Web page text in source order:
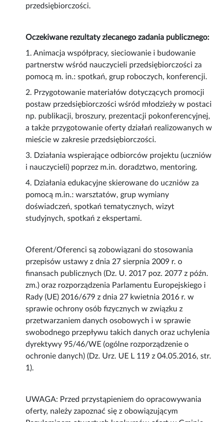
przedsiębiorczości.
Oczekiwane rezultaty zlecanego zadania publicznego:
1. Animacja współpracy, sieciowanie i budowanie
partnerstw wśród nauczycieli przedsiębiorczości za
pomocą m. in.: spotkań, grup roboczych, konferencji.
2. Przygotowanie materiałów dotyczących promocji
postaw przedsiębiorczości wśród młodzieży w postaci
np. publikacji, broszury, prezentacji pokonferencyjnej,
a także przygotowanie oferty działań realizowanych w
mieście w zakresie przedsiębiorczości.
3. Działania wspierające odbiorców projektu (uczniów
i nauczycieli) poprzez m.in. doradztwo, mentoring.
4. Działania edukacyjne skierowane do uczniów za
pomocą m.in.: warsztatów, grup wymiany
doświadczeń, spotkań tematycznych, wizyt
studyjnych, spotkań z ekspertami.
Oferent/Oferenci są zobowiązani do stosowania
przepisów ustawy z dnia 27 sierpnia 2009 r. o
finansach publicznych (Dz. U. 2017 poz. 2077 z późn.
zm.) oraz rozporządzenia Parlamentu Europejskiego i
Rady (UE) 2016/679 z dnia 27 kwietnia 2016 r. w
sprawie ochrony osób fizycznych w związku z
przetwarzaniem danych osobowych i w sprawie
swobodnego przepływu takich danych oraz uchylenia
dyrektywy 95/46/WE (ogólne rozporządzenie o
ochronie danych) (Dz. Urz. UE L 119 z 04.05.2016, str.
1).
UWAGA: Przed przystąpieniem do opracowywania
oferty, należy zapoznać się z obowiązującym